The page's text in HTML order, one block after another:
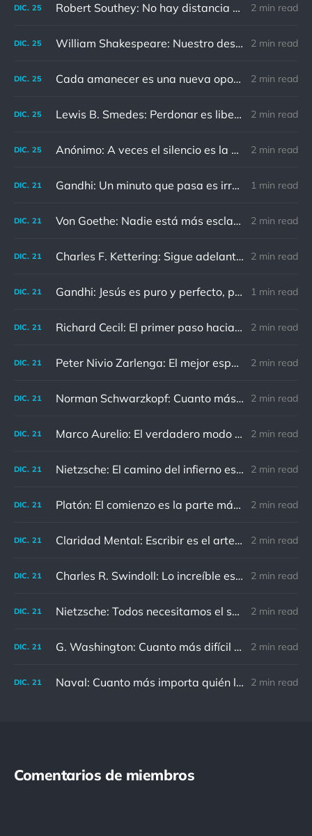
DIC. 25 Robert Southey: No hay distancia o tiempo que pueda disminuir la amistad de aquellos que están completamente convencidos del valor del otro 2 min read
DIC. 25 William Shakespeare: Nuestro destino está en las estrellas, así que levantemos nuestros ojos al cielo 2 min read
DIC. 25 Cada amanecer es una nueva oportunidad 2 min read
DIC. 25 Lewis B. Smedes: Perdonar es liberar a un prisionero y descubrir que el prisionero eras tú 2 min read
DIC. 25 Anónimo: A veces el silencio es la mejor respuesta 2 min read
DIC. 21 Gandhi: Un minuto que pasa es irrecuperable. Conociendo esto, ¿cómo podemos malgastar tantas horas? 1 min read
DIC. 21 Von Goethe: Nadie está más esclavizado que aquellos que falsamente creen que son libres. 2 min read
DIC. 21 Charles F. Kettering: Sigue adelante, y es probable que tropieces con algo, tal vez cuando menos lo esperes. Nunca he escuchado hablar de alguien algu 2 min read
DIC. 21 Gandhi: Jesús es puro y perfecto, pero vosotros los cristianos no sois como él. 1 min read
DIC. 21 Richard Cecil: El primer paso hacia el conocimiento es saber que somos ignorantes. 2 min read
DIC. 21 Peter Nivio Zarlenga: El mejor espejo es un viejo amigo. 2 min read
DIC. 21 Norman Schwarzkopf: Cuanto más sudes por la paz, menos sangras por la guerra. 2 min read
DIC. 21 Marco Aurelio: El verdadero modo de vengarse de un enemigo es no parecérsele. 2 min read
DIC. 21 Nietzsche: El camino del infierno está asfaltado de buenas intenciones. 2 min read
DIC. 21 Platón: El comienzo es la parte más importante del trabajo 2 min read
DIC. 21 Claridad Mental: Escribir es el arte de calmar y despejar la mente. 2 min read
DIC. 21 Charles R. Swindoll: Lo increíble es que cada día podemos elegir la actitud que adoptaremos. 2 min read
DIC. 21 Nietzsche: Todos necesitamos el sentido de culpa, pero nadie necesita sentirse culpable. 2 min read
DIC. 21 G. Washington: Cuanto más difícil es el conflicto, mayor es el triunfo. 2 min read
DIC. 21 Naval: Cuanto más importa quién lo ha dicho, menos importa en realidad 2 min read
Comentarios de miembros